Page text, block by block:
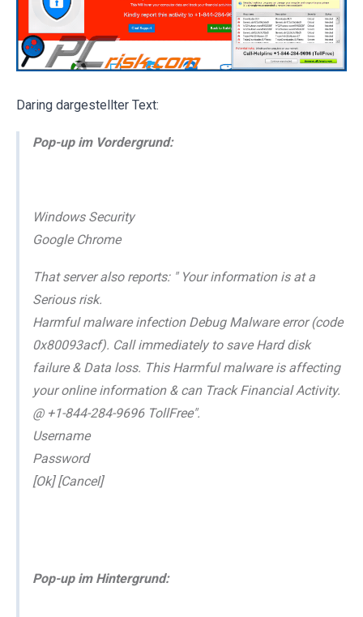
Daring dargestellter Text:
Pop-up im Vordergrund:
Windows Security
Google Chrome
That server also reports: " Your information is at a
Serious risk.
Harmful malware infection Debug Malware error (code
0x80093acf). Call immediately to save Hard disk
failure & Data loss. This Harmful malware is affecting
your online information & can Track Financial Activity.
@ +1-844-284-9696 TollFree".
Username
Password
[Ok] [Cancel]
Pop-up im Hintergrund: